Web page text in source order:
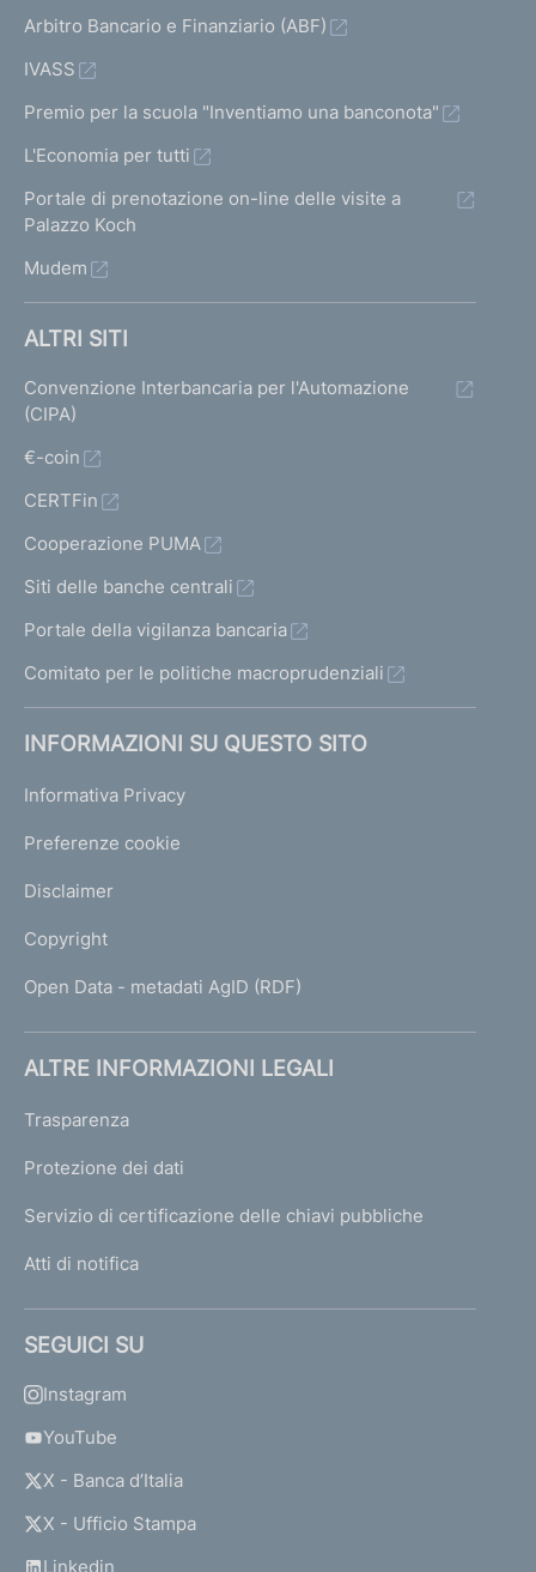
Arbitro Bancario e Finanziario (ABF)
IVASS
Premio per la scuola "Inventiamo una banconota"
L'Economia per tutti
Portale di prenotazione on-line delle visite a
Palazzo Koch
Mudem
ALTRI SITI
Convenzione Interbancaria per l'Automazione
(CIPA)
€-coin
CERTFin
Cooperazione PUMA
Siti delle banche centrali
Portale della vigilanza bancaria
Comitato per le politiche macroprudenziali
INFORMAZIONI SU QUESTO SITO
Informativa Privacy
Preferenze cookie
Disclaimer
Copyright
Open Data - metadati AgID (RDF)
ALTRE INFORMAZIONI LEGALI
Trasparenza
Protezione dei dati
Servizio di certificazione delle chiavi pubbliche
Atti di notifica
SEGUICI SU
Instagram
YouTube
X - Banca d’Italia
X - Ufficio Stampa
Linkedin